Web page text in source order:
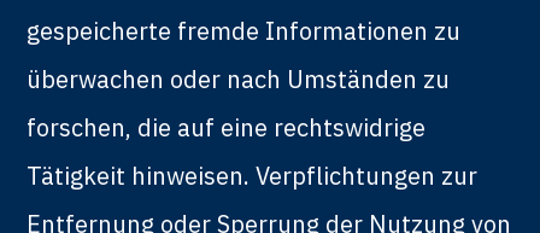
gespeicherte fremde Informationen zu
überwachen oder nach Umständen zu
forschen, die auf eine rechtswidrige
Tätigkeit hinweisen. Verpflichtungen zur
Entfernung oder Sperrung der Nutzung von